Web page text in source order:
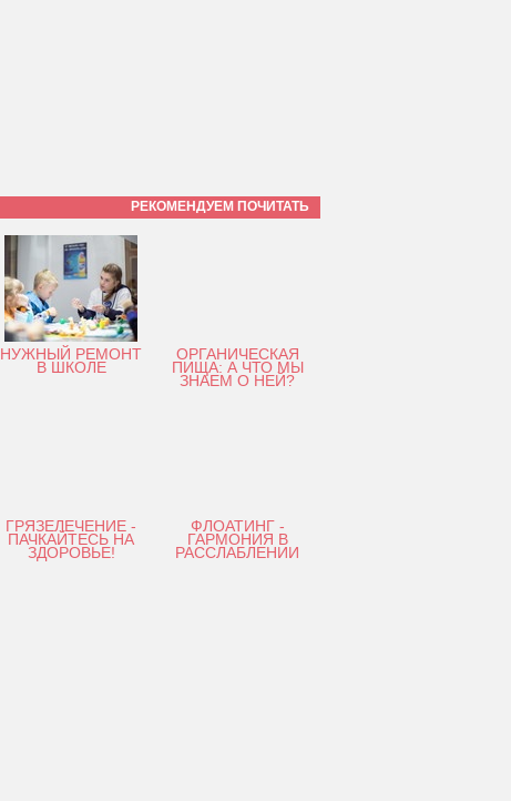
РЕКОМЕНДУЕМ ПОЧИТАТЬ
НУЖНЫЙ РЕМОНТ
В ШКОЛЕ
ОРГАНИЧЕСКАЯ
ПИЩА: А ЧТО МЫ
ЗНАЕМ О НЕЙ?
ГРЯЗЕЛЕЧЕНИЕ -
ПАЧКАЙТЕСЬ НА
ЗДОРОВЬЕ!
ФЛОАТИНГ -
ГАРМОНИЯ В
РАССЛАБЛЕНИИ